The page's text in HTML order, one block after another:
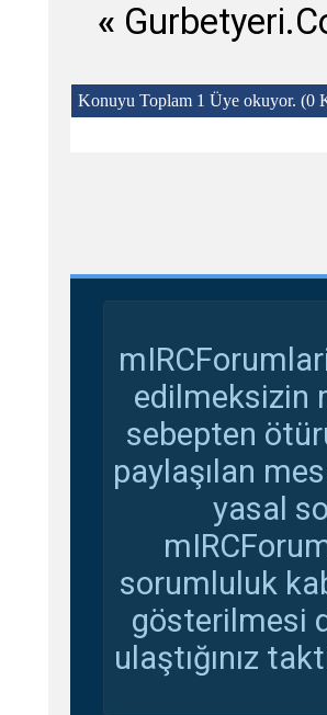
«
Konuyu Toplam 1 Üye okuyor. (0
edilmeksizin
sebepten
paylaşılan
yasal
sorumluluk
gösterilmesi
ulaştığınız